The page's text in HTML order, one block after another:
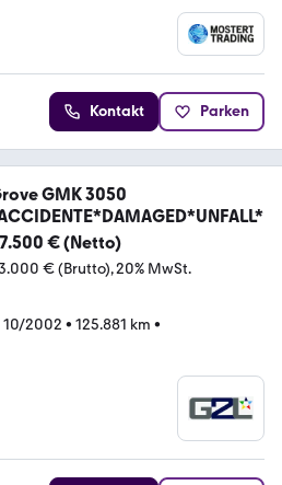
Kontakt Parken
GMK 3050
€ (Netto)
€ (Brutto) 20% MwSt.
10/2002 • 125.881 km •